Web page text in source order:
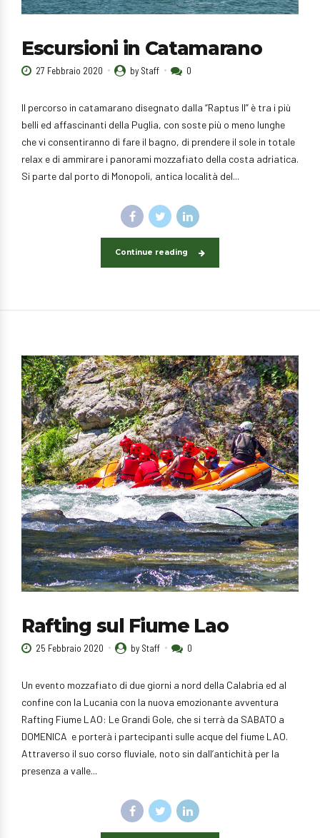
Escursioni in Catamarano
27 Febbraio 2020 by Staff 0
Il percorso in catamarano disegnato dalla “Raptus II” è tra i più
belli ed affascinanti della Puglia, con soste più o meno lunghe
che vi consentiranno di fare il bagno, di prendere il sole in totale
relax e di ammirare i panorami mozzafiato della costa adriatica.
Si parte dal porto di Monopoli, antica località del...
Continue reading
Rafting sul Fiume Lao
25 Febbraio 2020 by Staff 0
Un evento mozzafiato di due giorni a nord della Calabria ed al
confine con la Lucania con la nuova emozionante avventura
Rafting Fiume LAO: Le Grandi Gole, che si terrà da SABATO a
DOMENICA e porterà i partecipanti sulle acque del fiume LAO.
Attraverso il suo corso fluviale, noto sin dall’antichità per la
presenza a valle...